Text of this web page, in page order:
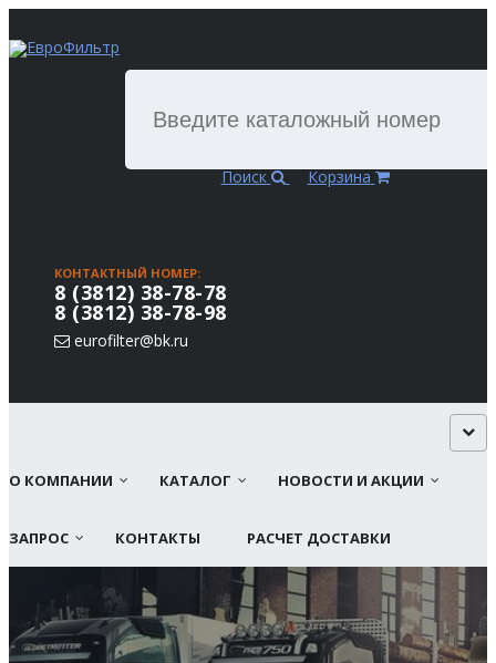
Поиск Корзина
КОНТАКТНЫЙ НОМЕР:
8 (3812) 38-78-78
8 (3812) 38-78-98
eurofilter@bk.ru
О КОМПАНИИ КАТАЛОГ НОВОСТИ И АКЦИИ
ЗАПРОС КОНТАКТЫ РАСЧЕТ ДОСТАВКИ